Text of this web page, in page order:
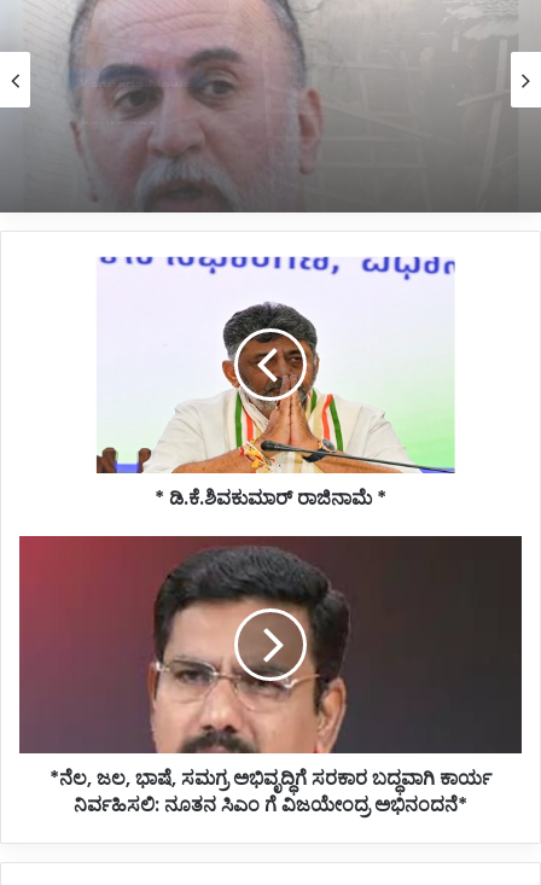
National
3 hours ago
*ಪತ್ರಕರ್ತೆ ಮೇಲೆ ಲೈಂಗಿಕ ದೌರ್ಜನ್ಯ ಪ್ರಕರಣ: ತರುಣ್ ತೇಜ್
ಪಾಲ್ ದೋಷಿ*
* ಡಿ.ಕೆ.ಶಿವಕುಮಾರ್ ರಾಜಿನಾಮೆ *
ನಿರ್ವಹಿಸಲಿ:
ನೂತನ*ನೆಲ, ಜಲ, ಭಾಷೆ, ಸಮಗ್ರ ಅಭಿವೃದ್ಧಿಗೆ ಸರಕಾರ ಬದ್ಧವಾಗಿ ಕಾರ್ಯ
ನಿರ್ವಹಿಸಲಿ: ನೂತನ ಸಿಎಂ ಗೆ ವಿಜಯೇಂದ್ರ ಅಭಿನಂದನೆ*